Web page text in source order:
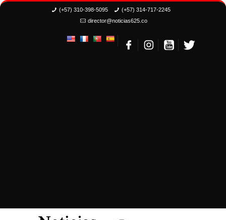
(+57) 310-398-5095
(+57) 314-717-2245
director@noticias625.co